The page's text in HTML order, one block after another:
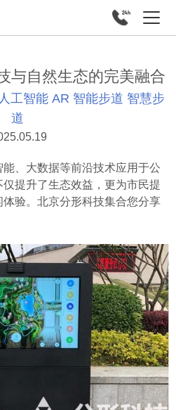
与自然生态的完美融合
人工智能 AR 智能步道 智慧步
道
、大数据等前沿技术应用于公
提升了生态效益，更为市民提
验。北京分形科技集合您分享